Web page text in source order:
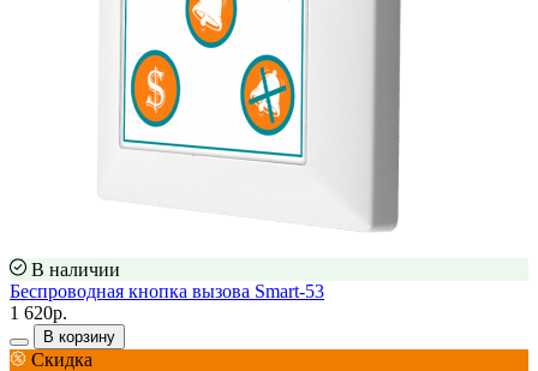
В наличии
Беспроводная кнопка вызова Smart-53
1 620р.
В корзину
Скидка